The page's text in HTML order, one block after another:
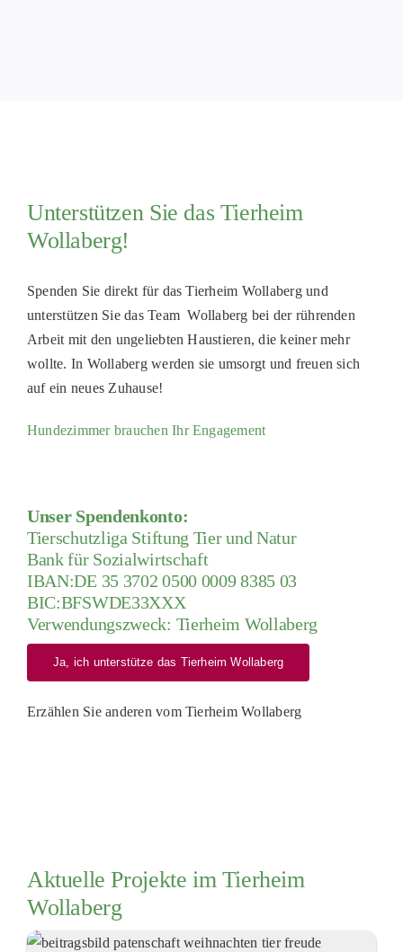
Unterstützen Sie das Tierheim
Wollaberg!
Spenden Sie direkt für das Tierheim Wollaberg und
unterstützen Sie das Team Wollaberg bei der rührenden
Arbeit mit den ungeliebten Haustieren, die keiner mehr
wollte. In Wollaberg werden sie umsorgt und freuen sich
auf ein neues Zuhause!
Hundezimmer brauchen Ihr Engagement
Unser Spendenkonto:
Tierschutzliga Stiftung Tier und Natur
Bank für Sozialwirtschaft
IBAN:DE 35 3702 0500 0009 8385 03
BIC:BFSWDE33XXX
Verwendungszweck: Tierheim Wollaberg
Ja, ich unterstütze das Tierheim Wollaberg
Erzählen Sie anderen vom Tierheim Wollaberg
Aktuelle Projekte im Tierheim
Wollaberg